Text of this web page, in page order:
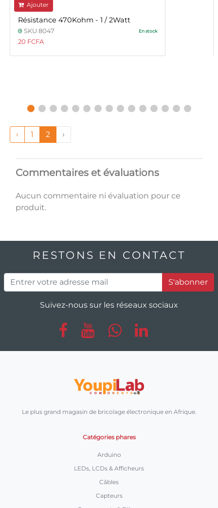
Ajouter
Résistance 470Kohm - 1 / 2Watt
SKU 8047 En stock
20 FCFA
‹ 1 2 ›
Commentaires et évaluations
Aucun commentaire ni évaluation pour ce
produit.
RESTONS EN CONTACT
S'abonner
Suivez-nous sur les réseaux sociaux
Le plus grand magasin de bricolage électronique en Afrique.
Catégories phares
Arduino
LEDs, LCDs & Afficheurs
Câbles
Capteurs